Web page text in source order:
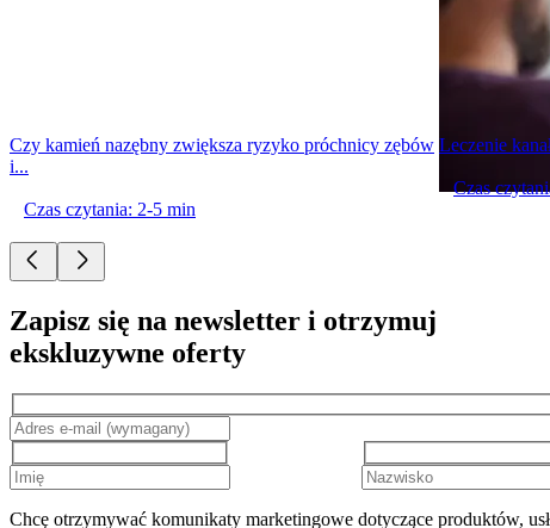
Czy kamień nazębny zwiększa ryzyko próchnicy zębów
i...
Czas czytania: 2-5 min
Leczenie
Czas
Zapisz się na newsletter i otrzymuj
ekskluzywne oferty
Chcę otrzymywać komunikaty marketingowe dotyczące produktów,